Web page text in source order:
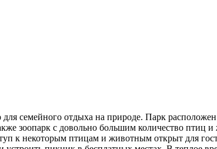
семейного отдыха на природе. Парк
зоопарк с довольно большим количество птиц
к некоторым птицам и животным открыт для